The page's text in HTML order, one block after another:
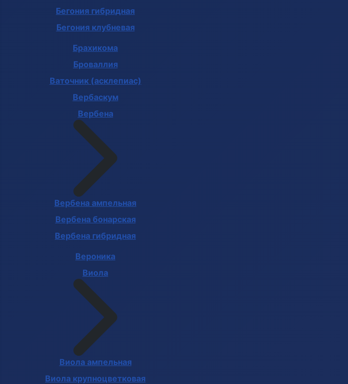
Бегония гибридная
Бегония клубневая
Брахикома
Броваллия
Ваточник (асклепиас)
Вербаскум
Вербена
Вербена ампельная
Вербена бонарская
Вербена гибридная
Вероника
Виола
Виола ампельная
Виола крупноцветковая